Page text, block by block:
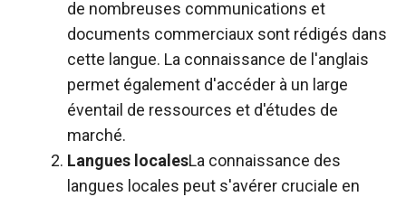
de nombreuses communications et
documents commerciaux sont rédigés dans
cette langue. La connaissance de l'anglais
permet également d'accéder à un large
éventail de ressources et d'études de
marché.
Langues localesLa connaissance des
langues locales peut s'avérer cruciale en